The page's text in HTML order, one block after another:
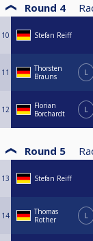
Round 4
10 Stefan Reiff
11
Thorsten
Brauns
L
12
Florian
Borchardt
L
Round 5
13 Stefan Reiff
14
Thomas
Rother
L